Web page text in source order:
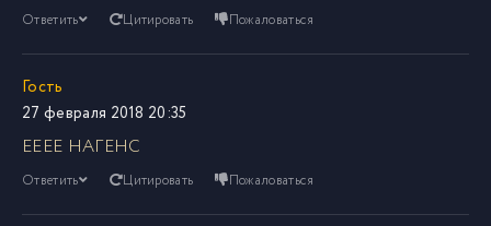
Ответить Цитировать Пожаловаться
Гость
27 февраля 2018 20:35
ЕЕЕЕ НАГЕНС
Ответить Цитировать Пожаловаться